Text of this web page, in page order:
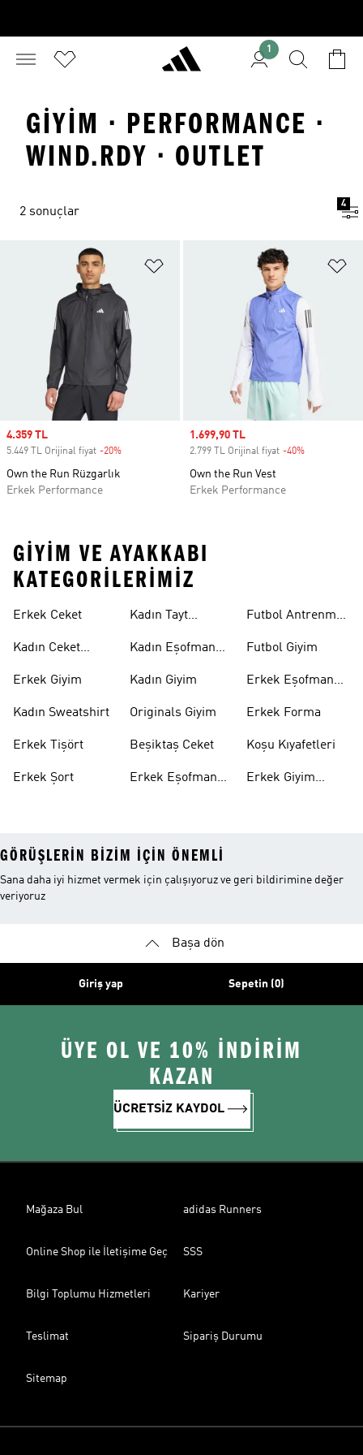
1
GIYIM · PERFORMANCE ·
WIND.RDY · OUTLET
2 sonuçlar
4
Favori Listesine Ekle
Sale price
4.359 TL
5.449 TL Orijinal fiyat -20%
Own the Run Rüzgarlık
Erkek Performance
Sale price
1.699,90 TL
2.799 TL Orijinal fiyat -40%
Own the Run Vest
Erkek Performance
GIYIM VE AYAKKABI
KATEGORILERIMIZ
Erkek Ceket
Kadın Ceket
Erkek Giyim
Kadın Sweatshirt
Erkek Tişört
Erkek Şort
Kadın Tayt
Kadın Eşofman
Kadın Giyim
Originals Giyim
Beşiktaş Ceket
Erkek Eşofman
Futbol Antrenman
Futbol Giyim
Erkek Eşofman
Erkek Forma
Koşu Kıyafetleri
Erkek Giyim
GÖRÜŞLERIN BIZIM IÇIN ÖNEMLI
Sana daha iyi hizmet vermek için çalışıyoruz ve geri bildirimine değer
veriyoruz
Başa dön
Giriş yap Sepetin (0)
ÜYE OL VE 10% İNDİRİM
KAZAN
ÜCRETSİZ KAYDOL
Mağaza Bul adidas Runners
Online Shop ile İletişime Geç SSS
Bilgi Toplumu Hizmetleri Kariyer
Teslimat Sipariş Durumu
Sitemap